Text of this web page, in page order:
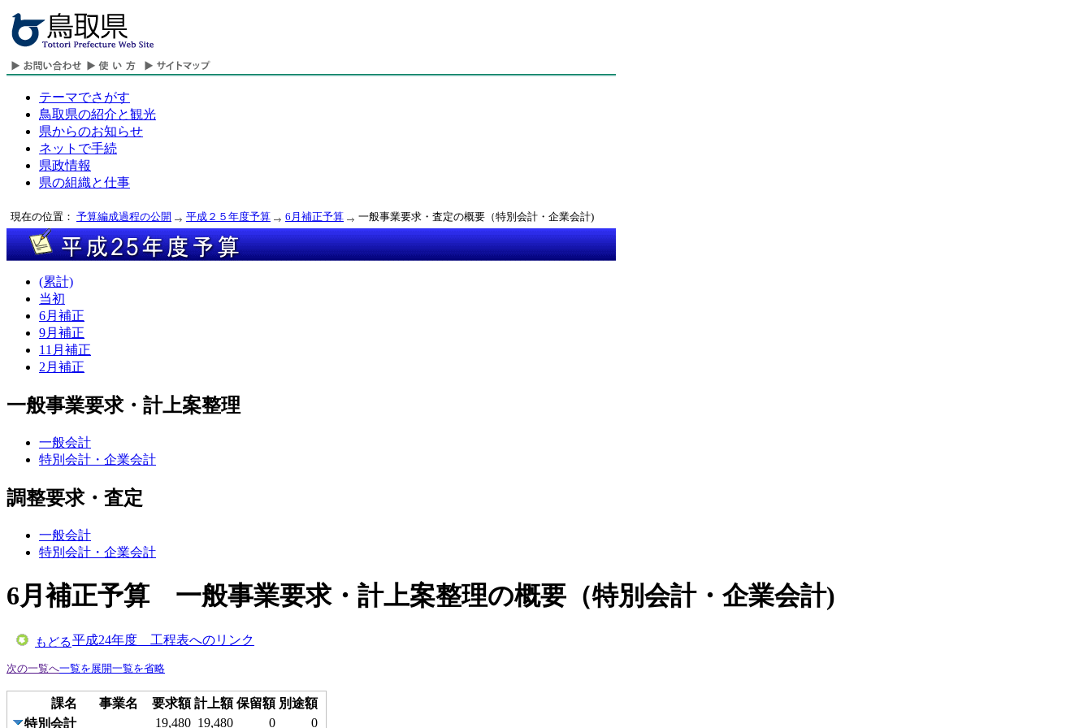
テーマでさがす
鳥取県の紹介と観光
県からのお知らせ
ネットで手続
県政情報
県の組織と仕事
現在の位置： 予算編成過程の公開 平成２５年度予算 6月補正予算 一般事業要求・査定の概要（特別会計・企業会計)
(累計)
当初
6月補正
9月補正
11月補正
2月補正
一般事業要求・計上案整理
一般会計
特別会計・企業会計
調整要求・査定
一般会計
特別会計・企業会計
6月補正予算 一般事業要求・計上案整理の概要（特別会計・企業会計)
もどる平成24年度 工程表へのリンク
次の一覧へ一覧を展開一覧を省略
課名 事業名 要求額 計上額 保留額 別途額
特別会計
19,480 19,480 0 0